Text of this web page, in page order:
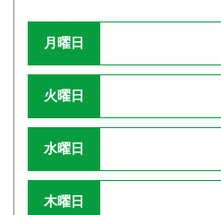
月曜日
火曜日
水曜日
木曜日